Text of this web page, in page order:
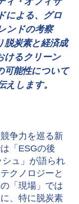
による、グロ
ンドの考察
脱炭素と経済成
けるクリーン
可能性について
します。
争力を巡る新
「 ESGの後
ュ」が語られ
クノロジーと
「現場」では
、特に脱炭素